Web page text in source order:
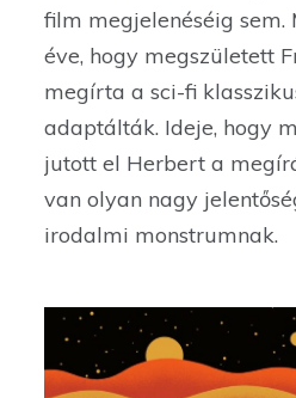
film megjelenéséig sem.
éve, hogy megszületett
megírta a sci-fi
adaptálták. Ideje, hogy
jutott el Herbert a
van olyan nagy
irodalmi monstrumnak.